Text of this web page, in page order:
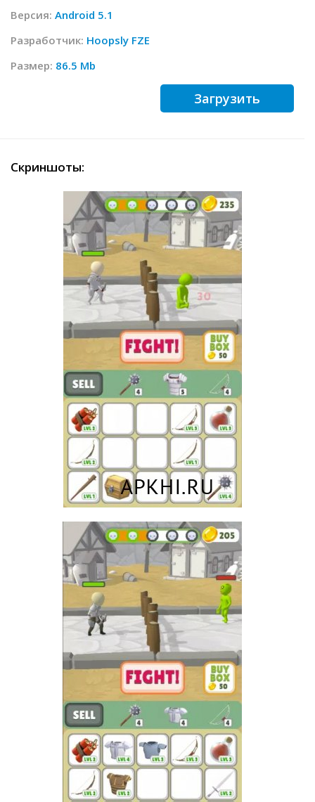
Версия: Android 5.1
Разработчик: Hoopsly FZE
Размер: 86.5 Mb
Загрузить
Скриншоты: